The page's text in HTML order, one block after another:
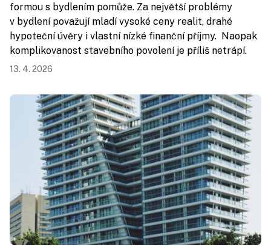
formou s bydlením pomůže. Za největší problémy
v bydlení považují mladí vysoké ceny realit, drahé
hypoteční úvěry i vlastní nízké finanční příjmy. Naopak
komplikovanost stavebního povolení je příliš netrápí.
13. 4. 2026